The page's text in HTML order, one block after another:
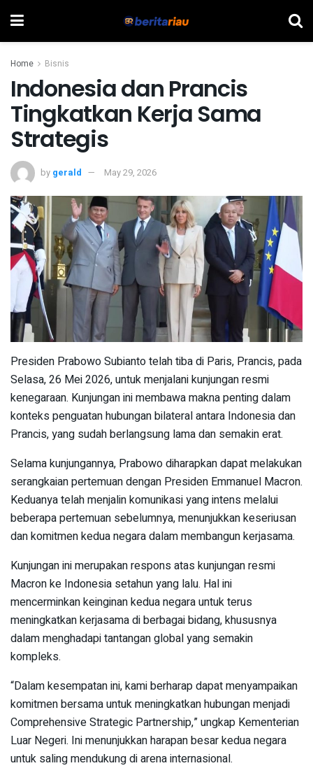
Home Bisnis
Indonesia dan Prancis
Tingkatkan Kerja Sama
Strategis
by gerald May 29, 2026
Presiden Prabowo Subianto telah tiba di Paris, Prancis, pada
Selasa, 26 Mei 2026, untuk menjalani kunjungan resmi
kenegaraan. Kunjungan ini membawa makna penting dalam
konteks penguatan hubungan bilateral antara Indonesia dan
Prancis, yang sudah berlangsung lama dan semakin erat.
Selama kunjungannya, Prabowo diharapkan dapat melakukan
serangkaian pertemuan dengan Presiden Emmanuel Macron.
Keduanya telah menjalin komunikasi yang intens melalui
beberapa pertemuan sebelumnya, menunjukkan keseriusan
dan komitmen kedua negara dalam membangun kerjasama.
Kunjungan ini merupakan respons atas kunjungan resmi
Macron ke Indonesia setahun yang lalu. Hal ini
mencerminkan keinginan kedua negara untuk terus
meningkatkan kerjasama di berbagai bidang, khususnya
dalam menghadapi tantangan global yang semakin
kompleks.
“Dalam kesempatan ini, kami berharap dapat menyampaikan
komitmen bersama untuk meningkatkan hubungan menjadi
Comprehensive Strategic Partnership,” ungkap Kementerian
Luar Negeri. Ini menunjukkan harapan besar kedua negara
untuk saling mendukung di arena internasional.